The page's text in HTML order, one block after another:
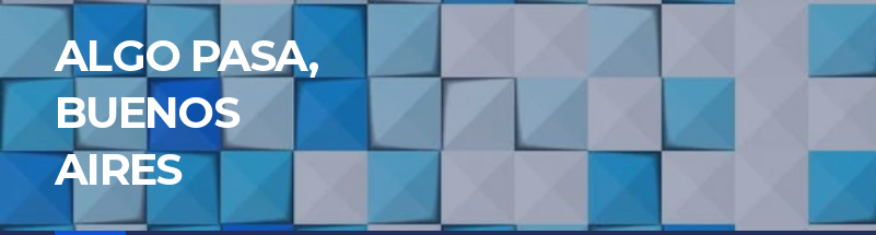
Saltar
contenidoALGO PASA,
BUENOS
AIRES